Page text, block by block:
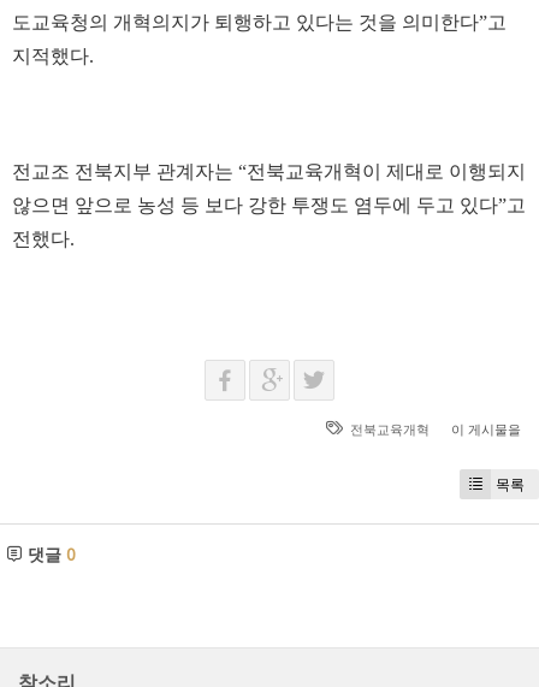
도교육청의 개혁의지가 퇴행하고 있다는 것을 의미한다”고
지적했다.
전교조 전북지부 관계자는 “전북교육개혁이 제대로 이행되지
않으면 앞으로 농성 등 보다 강한 투쟁도 염두에 두고 있다”고
전했다.
전북교육개혁 이 게시물을
목록
댓글 0